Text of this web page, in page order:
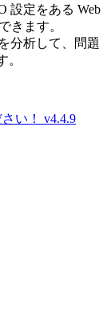
設定をある Web
きます。
分析して、問題
。
い！ v4.4.9